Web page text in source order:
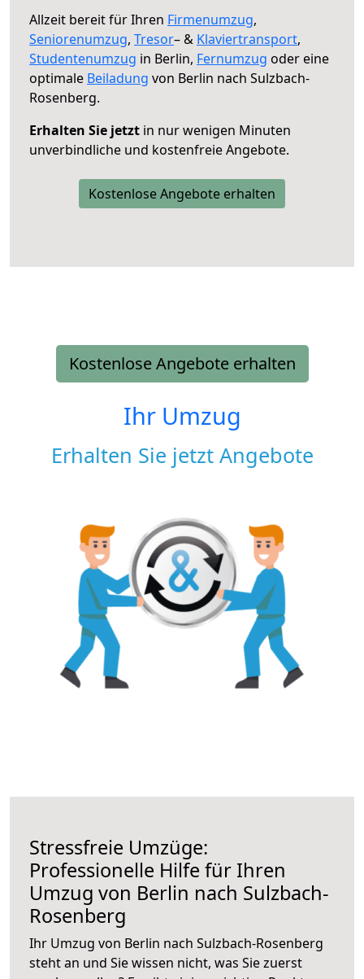
Allzeit bereit für Ihren Firmenumzug,
Seniorenumzug, Tresor– & Klaviertransport,
Studentenumzug in Berlin, Fernumzug oder eine
optimale Beiladung von Berlin nach Sulzbach-
Rosenberg.
Erhalten Sie jetzt in nur wenigen Minuten
unverbindliche und kostenfreie Angebote.
Kostenlose Angebote erhalten
Kostenlose Angebote erhalten
Ihr Umzug
Erhalten Sie jetzt Angebote
Stressfreie Umzüge:
Professionelle Hilfe für Ihren
Umzug von Berlin nach Sulzbach-
Rosenberg
Ihr Umzug von Berlin nach Sulzbach-Rosenberg
steht an und Sie wissen nicht, was Sie zuerst